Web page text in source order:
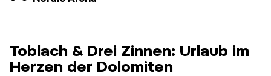
Toblach & Drei Zinnen: Urlaub im
Herzen der Dolomiten